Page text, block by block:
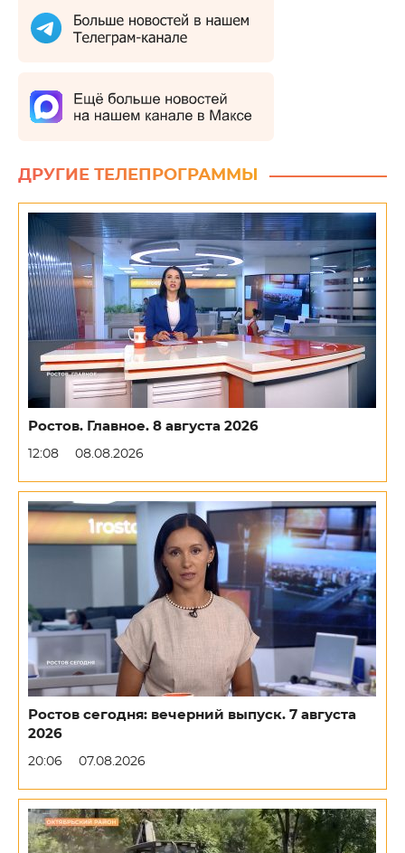
ДРУГИЕ ТЕЛЕПРОГРАММЫ
Ростов. Главное. 8 августа 2026
12:08 08.08.2026
Ростов сегодня: вечерний выпуск. 7 августа
2026
20:06 07.08.2026